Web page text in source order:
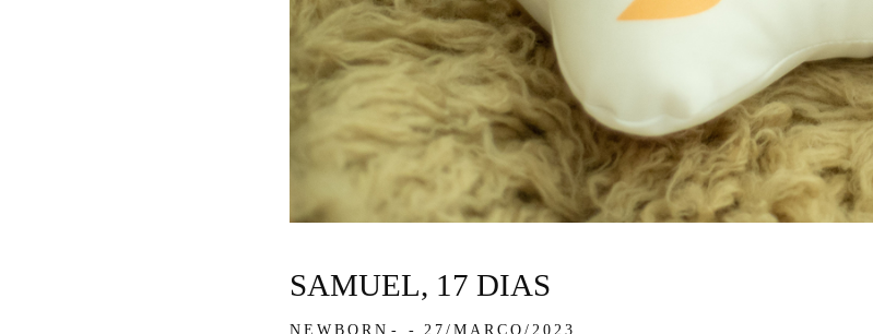
NEWBORN 27/MARÇO/2023
SAMUEL, 17 DIAS